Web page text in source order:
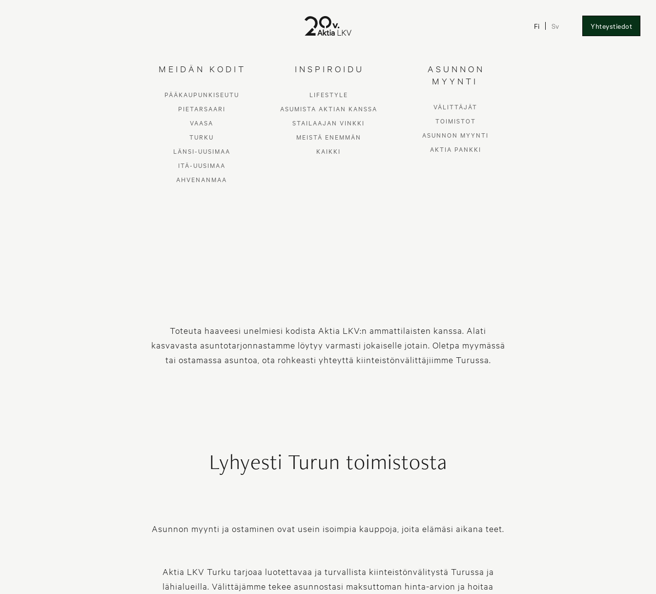
Fi Sv Yhteystiedot
MEIDÄN KODIT
PÄÄKAUPUNKISEUTU
PIETARSAARI
VAASA
TURKU
LÄNSI-UUSIMAA
ITÄ-UUSIMAA
AHVENANMAA
INSPIROIDU
LIFESTYLE
ASUMISTA AKTIAN KANSSA
STAILAAJAN VINKKI
MEISTÄ ENEMMÄN
KAIKKI
ASUNNON
MYYNTI
VÄLITTÄJÄT
TOIMISTOT
ASUNNON MYYNTI
AKTIA PANKKI
Turku
Toteuta haaveesi unelmiesi kodista Aktia LKV:n ammattilaisten kanssa. Alati
kasvavasta asuntotarjonnastamme löytyy varmasti jokaiselle jotain. Oletpa myymässä
tai ostamassa asuntoa, ota rohkeasti yhteyttä kiinteistönvälittäjiimme Turussa.
Lyhyesti Turun toimistosta
Asunnon myynti ja ostaminen ovat usein isoimpia kauppoja, joita elämäsi aikana teet.
Aktia LKV Turku tarjoaa luotettavaa ja turvallista kiinteistönvälitystä Turussa ja
lähialueilla. Välittäjämme tekee asunnostasi maksuttoman hinta-arvion ja hoitaa